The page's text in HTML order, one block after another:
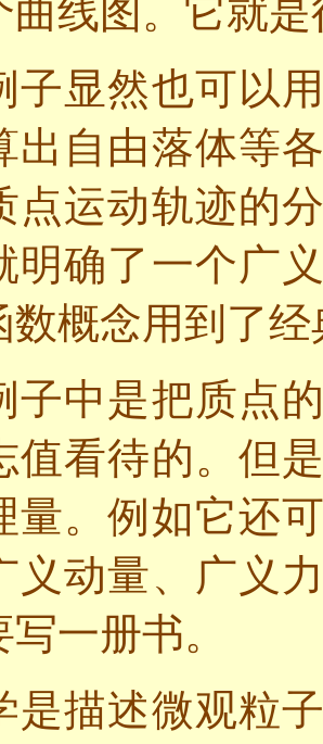
曲线图。它就
子显然也可以
出自由落体等
点运动轨迹的
明确了一个广
数概念用到了
子中是把质点
值看待的。但
量。例如它还
义动量、广义
一册书。
是描述微观粒